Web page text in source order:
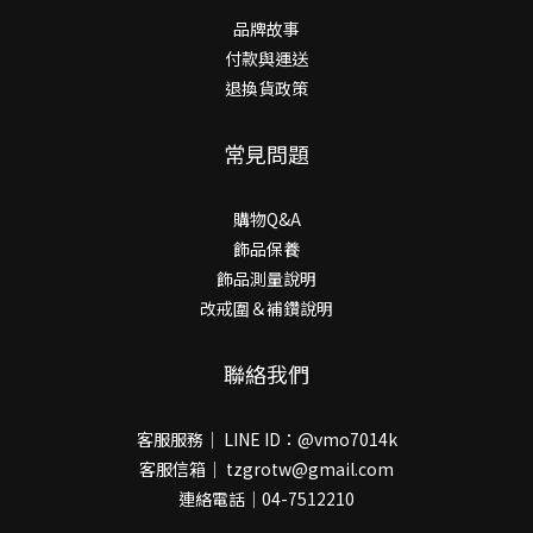
品牌故事
付款與運送
退換貨政策
常見問題
購物Q&A
飾品保養
飾品測量說明
改戒圍＆補鑽說明
聯絡我們
客服服務｜ LINE ID：@vmo7014k
客服信箱｜ tzgrotw@gmail.com
連絡電話｜04-7512210